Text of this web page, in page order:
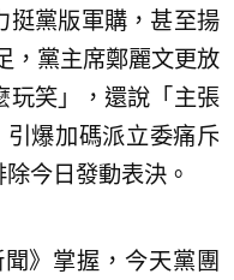
挺黨版軍購，甚至揚
，黨主席鄭麗文更放
玩笑」，還說「主張
爆加碼派立委痛斥
今日發動表決。
》掌握，今天黨團